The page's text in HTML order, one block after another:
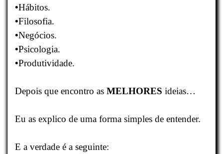
•Hábitos.
•Filosofia.
•Negócios.
•Psicologia.
•Produtividade.
Depois que encontro as MELHORES ideias…
Eu as explico de uma forma simples de entender.
E a verdade é a seguinte: